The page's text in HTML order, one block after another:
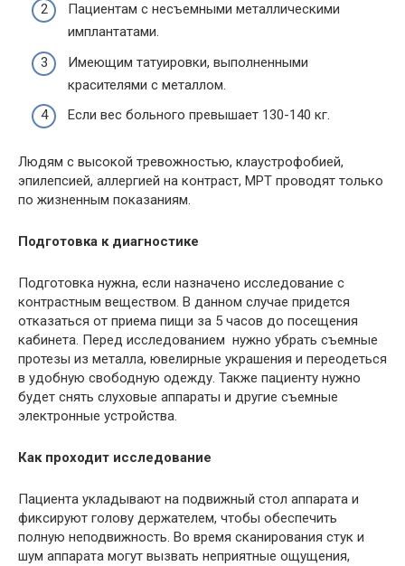
Пациентам с несъемными металлическими
имплантатами.
Имеющим татуировки, выполненными
красителями с металлом.
Если вес больного превышает 130-140 кг.
Людям с высокой тревожностью, клаустрофобией,
эпилепсией, аллергией на контраст, МРТ проводят только
по жизненным показаниям.
Подготовка к диагностике
Подготовка нужна, если назначено исследование с
контрастным веществом. В данном случае придется
отказаться от приема пищи за 5 часов до посещения
кабинета. Перед исследованием нужно убрать съемные
протезы из металла, ювелирные украшения и переодеться
в удобную свободную одежду. Также пациенту нужно
будет снять слуховые аппараты и другие съемные
электронные устройства.
Как проходит исследование
Пациента укладывают на подвижный стол аппарата и
фиксируют голову держателем, чтобы обеспечить
полную неподвижность. Во время сканирования стук и
шум аппарата могут вызвать неприятные ощущения,